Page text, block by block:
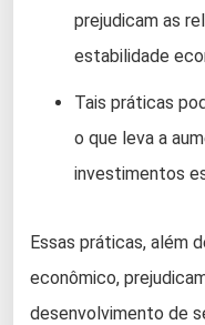
prejudicam as
estabilidade
Tais práticas
o que leva a
investimentos
Essas práticas, além
econômico,
desenvolvimento de